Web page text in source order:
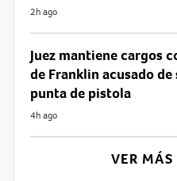
2h ago
Juez mantiene cargos
de Franklin acusado
punta de pistola
4h ago
VER MÁS